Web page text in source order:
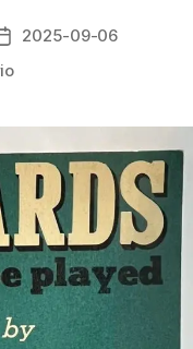
Fecha
de
2025-09-06
en
Aprende
Billar
con
Willie
Hoppe